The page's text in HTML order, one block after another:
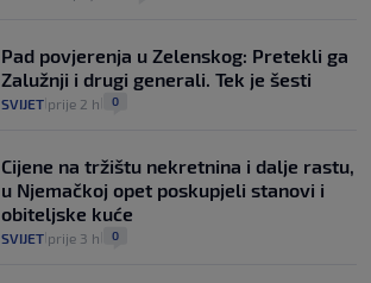
Pad povjerenja u Zelenskog: Pretekli ga
Zalužnji i drugi generali. Tek je šesti
SVIJET prije 2 h 0
Cijene na tržištu nekretnina i dalje rastu,
u Njemačkoj opet poskupjeli stanovi i
obiteljske kuće
SVIJET prije 3 h 0